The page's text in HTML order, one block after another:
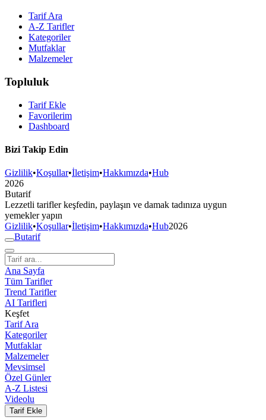
Tarif Ara
A-Z Tarifler
Kategoriler
Mutfaklar
Malzemeler
Topluluk
Tarif Ekle
Favorilerim
Dashboard
Bizi Takip Edin
Gizlilik•Koşullar•İletişim•Hakkımızda•Hub
2026
Butarif
Lezzetli tarifler keşfedin, paylaşın ve damak tadınıza uygun
yemekler yapın
Gizlilik•Koşullar•İletişim•Hakkımızda•Hub2026
Butarif
Ana Sayfa
Tüm Tarifler
Trend Tarifler
AI Tarifleri
Keşfet
Tarif Ara
Kategoriler
Mutfaklar
Malzemeler
Mevsimsel
Özel Günler
A-Z Listesi
Videolu
Tarif Ekle